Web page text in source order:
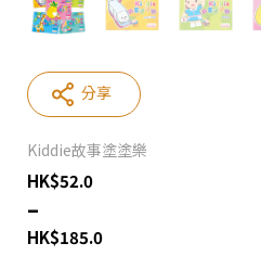
Kiddie故事塗塗樂
HK$52.0
–
HK$185.0
分享